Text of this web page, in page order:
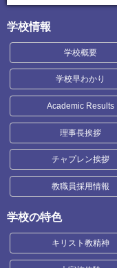
学校情報
学校概要
学校早わかり
Academic Results
理事長挨拶
チャプレン挨拶
教職員採用情報
学校の特色
キリスト教精神